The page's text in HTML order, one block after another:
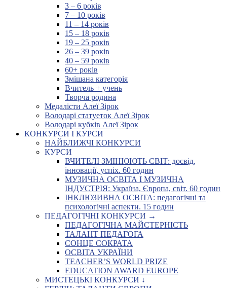
3 – 6 років
7 – 10 років
11 – 14 років
15 – 18 років
19 – 25 років
26 – 39 років
40 – 59 років
60+ років
Змішана категорія
Вчитель + учень
Творча родина
Медалісти Алеї Зірок
Володарі статуеток Алеї Зірок
Володарі кубків Алеї Зірок
КОНКУРСИ І КУРСИ
НАЙБЛИЖЧІ КОНКУРСИ
КУРСИ
ВЧИТЕЛІ ЗМІНЮЮТЬ СВІТ: досвід,
інновації, успіх. 60 годин
МУЗИЧНА ОСВІТА І МУЗИЧНА
ІНДУСТРІЯ: Україна, Європа, світ. 60 годин
ІНКЛЮЗИВНА ОСВІТА: педагогічні та
психологічні аспекти. 15 годин
ПЕДАГОГІЧНІ КОНКУРСИ →
ПЕДАГОГІЧНА МАЙСТЕРНІСТЬ
ТАЛАНТ ПЕДАГОГА
СОНЦЕ СОКРАТА
ОСВІТА УКРАЇНИ
TEACHER’S WORLD PRIZE
EDUCATION AWARD EUROPE
МИСТЕЦЬКІ КОНКУРСИ ↓